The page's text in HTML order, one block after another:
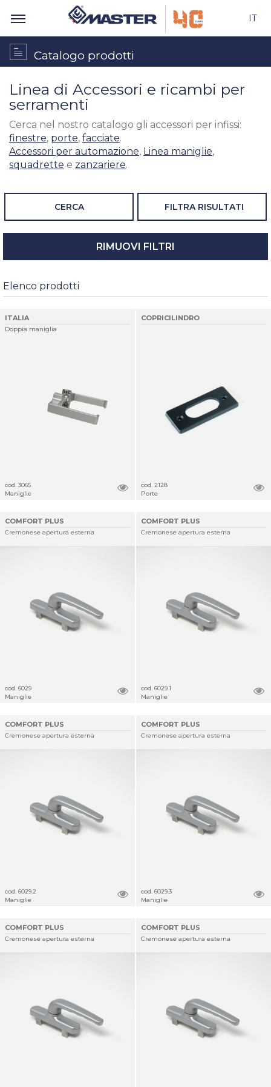
IT
Catalogo prodotti
Linea di Accessori e ricambi per
serramenti
Cerca nel nostro catalogo gli accessori per infissi:
finestre, porte, facciate.
Accessori per automazione, Linea maniglie,
squadrette e zanzariere.
CERCA FILTRA RISULTATI
RIMUOVI FILTRI
Elenco prodotti
ITALIA
Doppia maniglia
cod. 3065
Maniglie
COPRICILINDRO
cod. 2128
Porte
COMFORT PLUS
Cremonese apertura esterna
cod. 6029
Maniglie
COMFORT PLUS
Cremonese apertura esterna
cod. 6029.1
Maniglie
COMFORT PLUS
Cremonese apertura esterna
cod. 6029.2
Maniglie
COMFORT PLUS
Cremonese apertura esterna
cod. 6029.3
Maniglie
COMFORT PLUS
Cremonese apertura esterna
COMFORT PLUS
Cremonese apertura esterna